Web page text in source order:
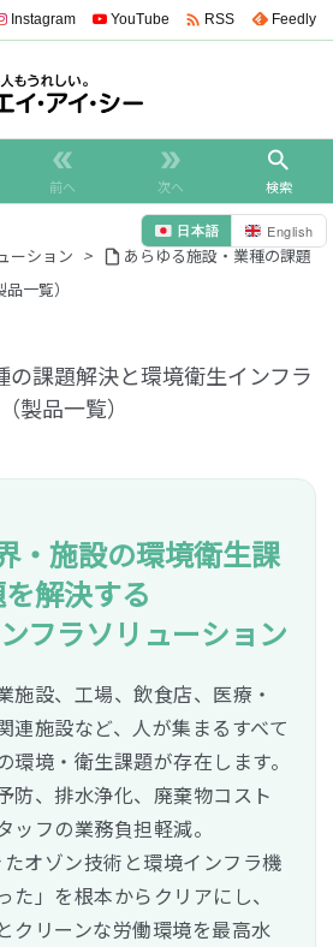

前へ

次へ

検索
Instagram YouTube  RSS Feedly
ーション >  あらゆる施設・業種の課題
一覧）
の課題解決と環境衛生インフラ
（製品一覧）
・施設の環境衛生課
解決する
フラソリューション
施設、工場、飲食店、医療・
連施設など、人が集まるすべて
環境・衛生課題が存在します。
防、排水浄化、廃棄物コスト
ッフの業務負担軽減。
オゾン技術と環境インフラ機
た」を根本からクリアにし、
クリーンな労働環境を最高水
日本語 English